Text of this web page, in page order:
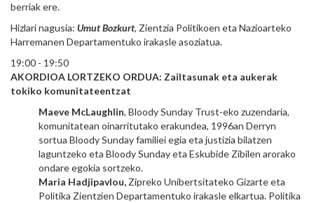
berriak ere.
Hizlari nagusia: Umut Bozkurt, Zientzia Politikoen eta Nazioarteko
Harremanen Departamentuko irakasle asoziatua.
19:00 - 19:50
AKORDIOA LORTZEKO ORDUA: Zailtasunak eta aukerak
tokiko komunitateentzat
Maeve McLaughlin, Bloody Sunday Trust-eko zuzendaria,
komunitatean oinarritutako erakundea, 1996an Derryn
sortua Bloody Sunday familiei egia eta justizia bilatzen
laguntzeko eta Bloody Sunday eta Eskubide Zibilen arorako
ondare egokia sortzeko.
Maria Hadjipavlou,Zipreko Unibertsitateko Gizarte eta
Politika Zientzien Departamentuko irakasle elkartua. Politika